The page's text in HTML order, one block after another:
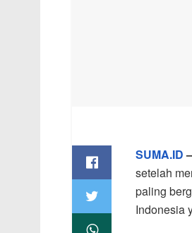
SUMA.ID–
setelah
paling
Indonesia